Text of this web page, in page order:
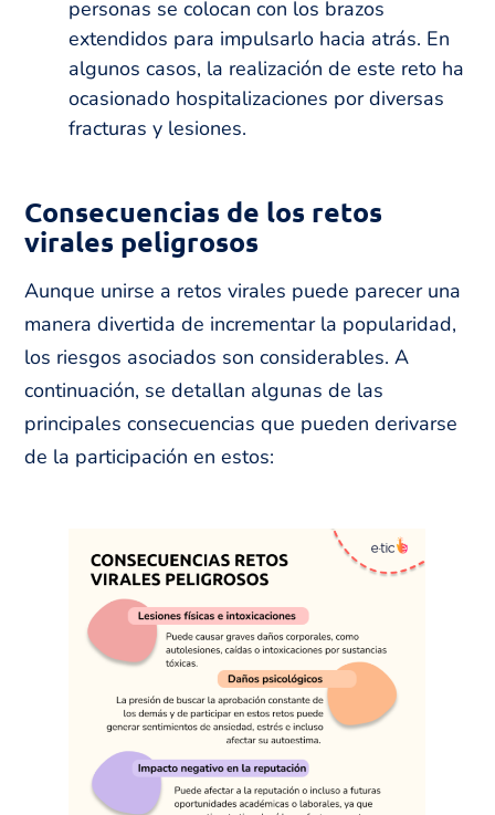
personas se colocan con los brazos
extendidos para impulsarlo hacia atrás. En
algunos casos, la realización de este reto ha
ocasionado hospitalizaciones por diversas
fracturas y lesiones.
Consecuencias de los retos
virales peligrosos
Aunque unirse a retos virales puede parecer una
manera divertida de incrementar la popularidad,
los riesgos asociados son considerables. A
continuación, se detallan algunas de las
principales consecuencias que pueden derivarse
de la participación en estos: